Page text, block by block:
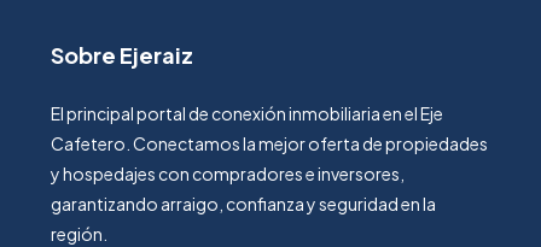
Sobre Ejeraiz
El principal portal de conexión inmobiliaria en el Eje
Cafetero. Conectamos la mejor oferta de propiedades
y hospedajes con compradores e inversores,
garantizando arraigo, confianza y seguridad en la
región.